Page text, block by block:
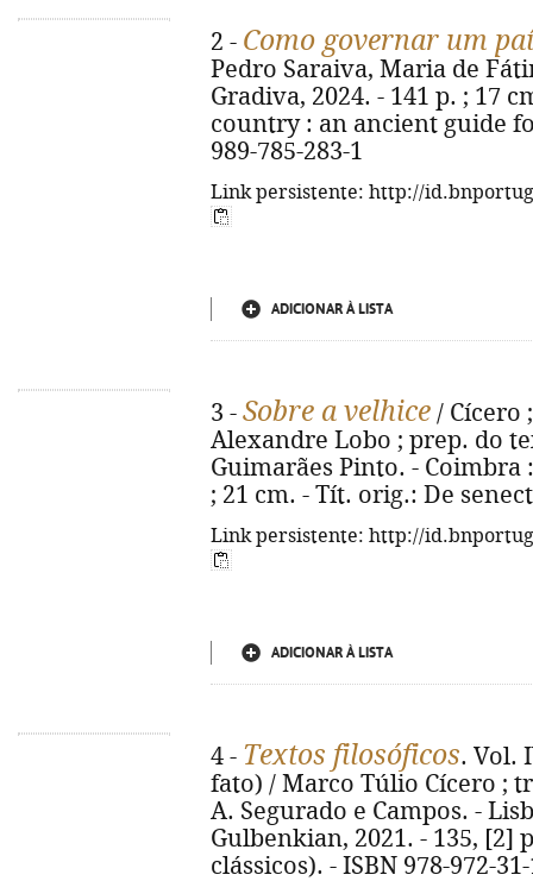
2 - Como governar um
Pedro Saraiva, Maria de
Gradiva, 2024. - 141 p. ; 17
country : an ancient guide
989-785-283-1
Link persistente: http://
ADICIONAR À LISTA
3 - Sobre a velhice / Cícero
Alexandre Lobo ; prep. do
Guimarães Pinto. - Coimbra
; 21 cm. - Tít. orig.: De
Link persistente: http://
ADICIONAR À LISTA
4 - Textos filosóficos. Vol.
fato) / Marco Túlio Cícero ;
A. Segurado e Campos. -
Gulbenkian, 2021. - 135, [2]
clássicos). - ISBN 978-972-